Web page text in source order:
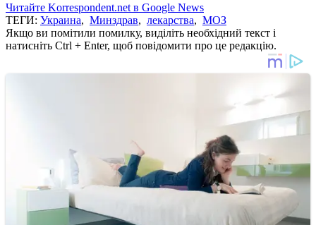
Читайте Korrespondent.net в Google News
ТЕГИ: Украина, Минздрав, лекарства, МОЗ
Якщо ви помітили помилку, виділіть необхідний текст і
натисніть Ctrl + Enter, щоб повідомити про це редакцію.